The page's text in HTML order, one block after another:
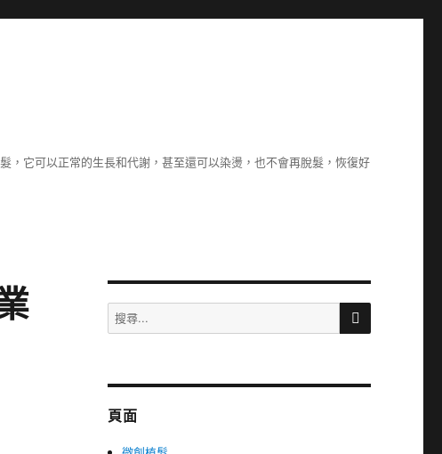
，它可以正常的生長和代謝，甚至還可以染燙，也不會再脫髮，恢復好
搜
尋
字:
搜
頁面